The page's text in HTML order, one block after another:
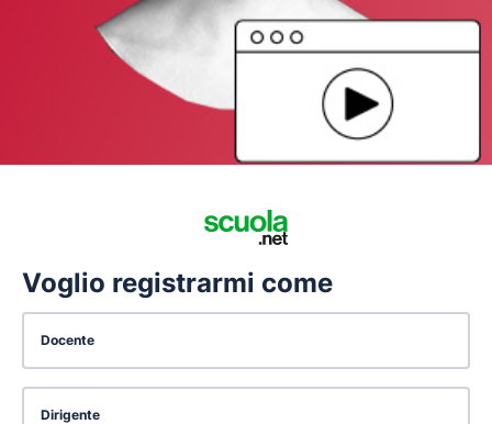
Voglio registrarmi come
Docente
Dirigente